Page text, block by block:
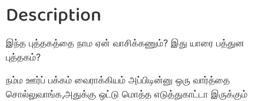
Description
இந்த புத்தகத்தை நாம ஏன் வாசிக்கணும்? இது யாரை பத்துன
புத்தகம்?
நம்ம ஊர்ப் பக்கம் வைராக்கியம் அப்பிடின்னு ஒரு வார்த்தை
சொல்லுவாங்க,அதுக்கு ஒட்டு மொத்த எடுத்துகாட்டா இருக்கும்